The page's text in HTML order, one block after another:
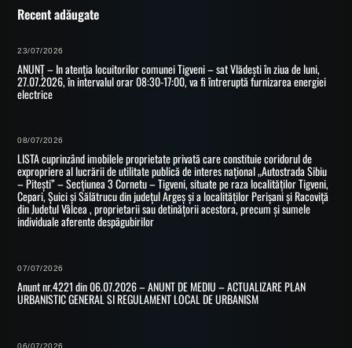
Recent adăugate
23/07/2026
ANUNȚ – In atenția locuitorilor comunei Tigveni – sat Vlădești în ziua de luni,
27.07.2026, în intervalul orar 08:30-17:00, va fi întreruptă furnizarea energiei
electrice
08/07/2026
LISTA cuprinzând imobilele proprietate privată care constituie coridorul de
expropriere al lucrării de utilitate publică de interes național „Autostrada Sibiu
– Pitești” – Secțiunea 3 Cornetu – Tigveni, situate pe raza localităților Tigveni,
Cepari, Șuici și Sălătrucu din județul Argeș și a localităților Perișani și Racoviță
din Judetul Vâlcea , proprietarii sau detinățorii acestora, precum și sumele
individuale aferente despăgubirilor
07/07/2026
Anunt nr.4221 din 06.07.2026 – ANUNT DE MEDIU – ACTUALIZARE PLAN
URBANISTIC GENERAL SI REGULAMENT LOCAL DE URBANISM
06/07/2026